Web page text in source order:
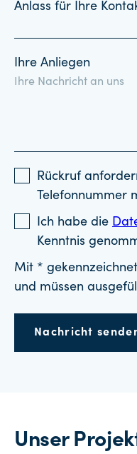
Anlass für Ihre
Ihre Anliegen
Rückruf
Telefonnummer
Ich habe die
Kenntnis
Mit *
und müssen
Nachricht
Unser